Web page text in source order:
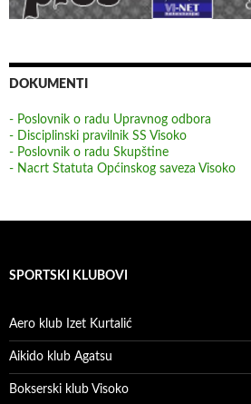
DOKUMENTI
- Poslovnik o radu Upravnog odbora
- Disciplinski pravilnik SS Visoko
- Poslovnik o radu Skupštine
- Nacrt Statuta Općinskog saveza Visoko
SPORTSKI KLUBOVI
Aero klub Izet Kurtalić
Aikido klub Agatsu
Bokserski klub Visoko